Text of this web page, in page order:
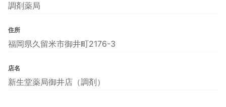
調剤薬局
住所
福岡県久留米市御井町2176-3
店名
新生堂薬局御井店（調剤）